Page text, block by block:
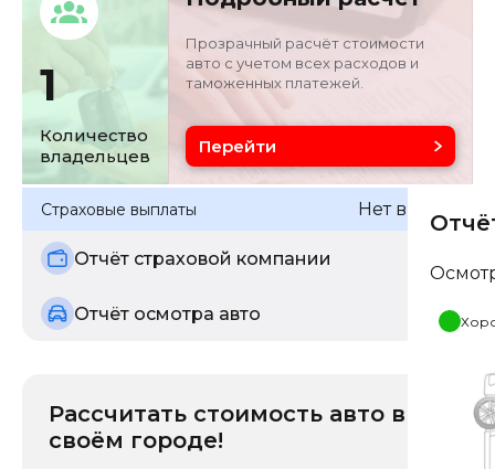
1
Количество
владельцев
Прозрачный расчёт стоимости
авто с учетом всех расходов и
таможенных платежей.
Перейти
Страховые выплаты Нет выплат
Отчёт страховой компании
Отчёт осмотра авто
Рассчитать стоимость авто в
своём городе!